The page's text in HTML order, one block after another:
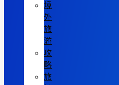
境
外
旅
游
攻
略
旅